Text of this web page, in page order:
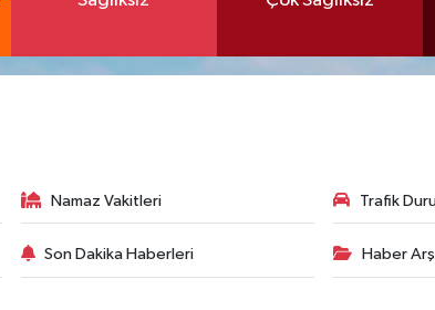
Namaz Vakitleri Trafik
Son Dakika Haberleri Haber